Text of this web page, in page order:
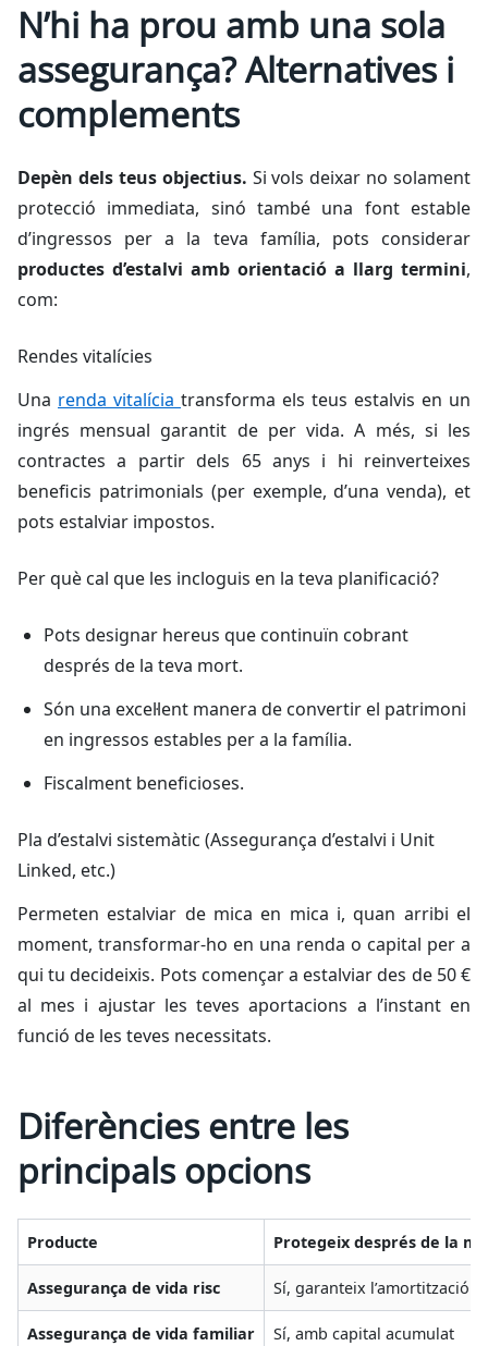
N’hi ha prou amb una sola
assegurança? Alternatives i
complements
Depèn dels teus objectius. Si vols deixar no solament
protecció immediata, sinó també una font estable
d’ingressos per a la teva família, pots considerar
productes d’estalvi amb orientació a llarg termini,
com:
Rendes vitalícies
Una renda vitalícia transforma els teus estalvis en un
ingrés mensual garantit de per vida. A més, si les
contractes a partir dels 65 anys i hi reinverteixes
beneficis patrimonials (per exemple, d’una venda), et
pots estalviar impostos.
Per què cal que les incloguis en la teva planificació?
Pots designar hereus que continuïn cobrant
després de la teva mort.
Són una excel·lent manera de convertir el patrimoni
en ingressos estables per a la família.
Fiscalment beneficioses.
Pla d’estalvi sistemàtic (Assegurança d’estalvi i Unit
Linked, etc.)
Permeten estalviar de mica en mica i, quan arribi el
moment, transformar-ho en una renda o capital per a
qui tu decideixis. Pots començar a estalviar des de 50 €
al mes i ajustar les teves aportacions a l’instant en
funció de les teves necessitats.
Diferències entre les
principals opcions
Producte Protegeix després de la
Assegurança de vida risc Sí, garanteix l’amortització i
Assegurança de vida familiar Sí, amb capital acumulat